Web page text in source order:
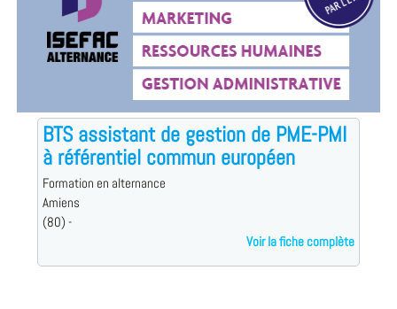
BTS assistant de gestion de PME-PMI
à référentiel commun européen
Formation en alternance
Amiens
(80) -
Voir la fiche complète